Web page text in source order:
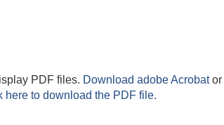
PDF files. Download adobe Acrobator
here to download the PDF file.